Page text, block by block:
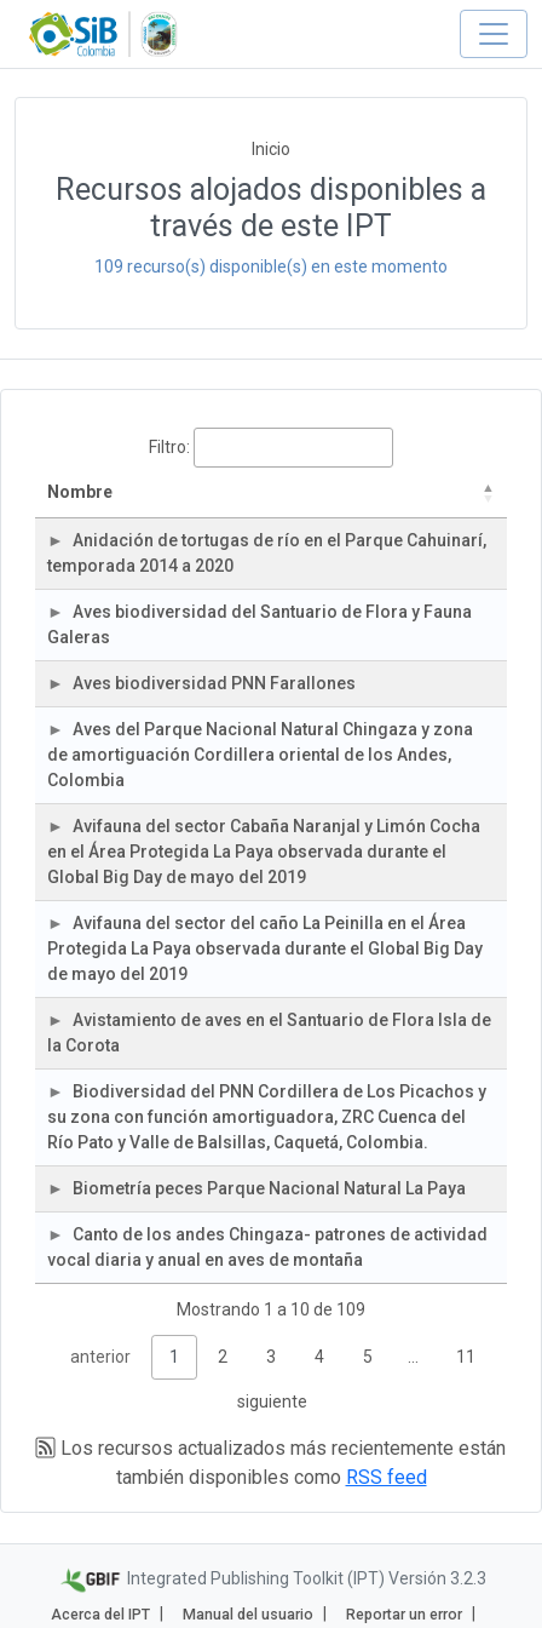
Inicio
Recursos alojados disponibles a
través de este IPT
109 recurso(s) disponible(s) en este momento
Filtro:
Nombre
Anidación de tortugas de río en el Parque Cahuinarí,
temporada 2014 a 2020
Aves biodiversidad del Santuario de Flora y Fauna
Galeras
Aves biodiversidad PNN Farallones
Aves del Parque Nacional Natural Chingaza y zona
de amortiguación Cordillera oriental de los Andes,
Colombia
Avifauna del sector Cabaña Naranjal y Limón Cocha
en el Área Protegida La Paya observada durante el
Global Big Day de mayo del 2019
Avifauna del sector del caño La Peinilla en el Área
Protegida La Paya observada durante el Global Big Day
de mayo del 2019
Avistamiento de aves en el Santuario de Flora Isla de
la Corota
Biodiversidad del PNN Cordillera de Los Picachos y
su zona con función amortiguadora, ZRC Cuenca del
Río Pato y Valle de Balsillas, Caquetá, Colombia.
Biometría peces Parque Nacional Natural La Paya
Canto de los andes Chingaza- patrones de actividad
vocal diaria y anual en aves de montaña
Mostrando 1 a 10 de 109
anterior 1 2 3 4 5 11
siguiente
Los recursos actualizados más recientemente están
también disponibles como RSS feed
Integrated Publishing Toolkit (IPT) Versión 3.2.3
Acerca del IPT Manual del usuario Reportar un error